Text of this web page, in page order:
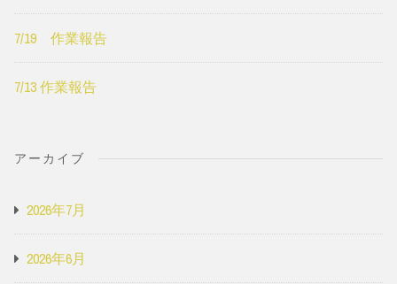
7/19 作業報告
7/13 作業報告
アーカイブ
2026年7月
2026年6月